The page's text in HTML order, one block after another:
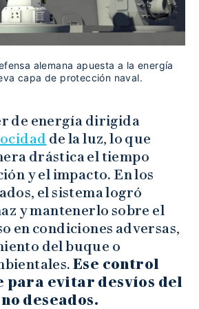
alemana apuesta a la energía
capa de protección naval.
de energía dirigida
de la luz, lo que
drástica el tiempo
y el impacto. En los
el sistema logró
y mantenerlo sobre el
en condiciones adversas,
del buque o
Ese control
para evitar desvíos del
deseados.